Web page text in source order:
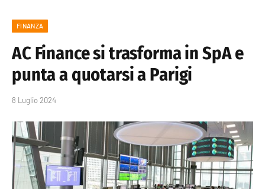
FINANZA
AC Finance si trasforma in SpA e
punta a quotarsi a Parigi
8 Luglio 2024